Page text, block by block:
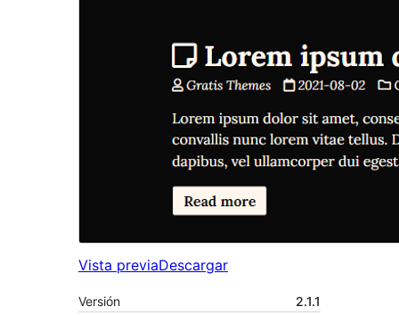
Vista previaDescargar
Versión
2.1.1